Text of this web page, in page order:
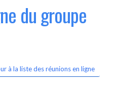
du groupe
à la liste des réunions en ligne